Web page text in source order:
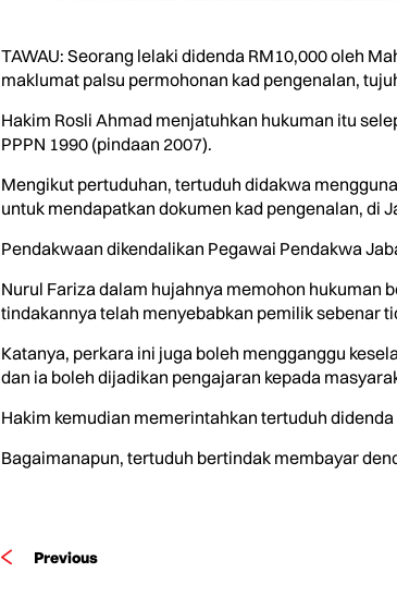
TAWAU: Seorang lelaki didenda RM10,000 oleh
maklumat palsu permohonan kad pengenalan,
Hakim Rosli Ahmad menjatuhkan hukuman itu
PPPN 1990 (pindaan 2007).
Mengikut pertuduhan, tertuduh didakwa
untuk mendapatkan dokumen kad pengenalan, di
Pendakwaan dikendalikan Pegawai Pendakwa
Nurul Fariza dalam hujahnya memohon hukuman
tindakannya telah menyebabkan pemilik sebenar
Katanya, perkara ini juga boleh mengganggu
dan ia boleh dijadikan pengajaran kepada
Hakim kemudian memerintahkan tertuduh
Bagaimanapun, tertuduh bertindak membayar
Previous